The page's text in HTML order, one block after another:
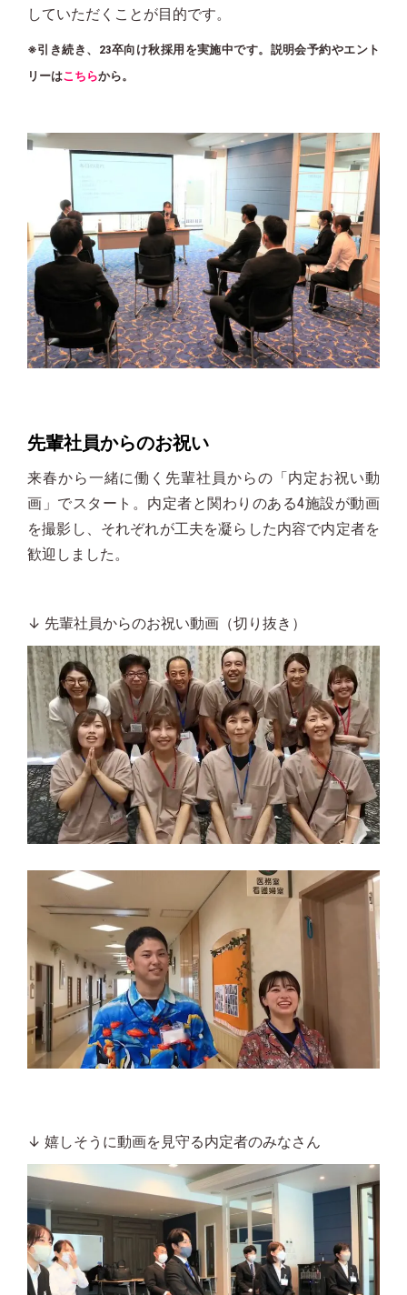
していただくことが目的です。
※引き続き、23卒向け秋採用を実施中です。説明会予約やエント
リーはこちらから。
先輩社員からのお祝い
来春から一緒に働く先輩社員からの「内定お祝い動
画」でスタート。内定者と関わりのある4施設が動画
を撮影し、それぞれが工夫を凝らした内容で内定者を
歓迎しました。
↓ 先輩社員からのお祝い動画（切り抜き）
↓ 嬉しそうに動画を見守る内定者のみなさん